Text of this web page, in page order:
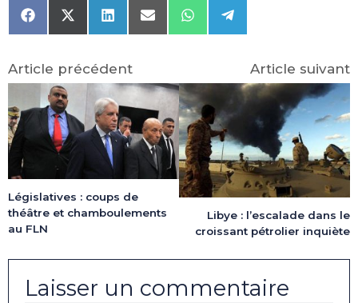
Share
on
Share
on
(Twitter)
Share
on
Share
on
Share
on
Share
on
Article précédent
Législatives : coups de
théâtre et chamboulements
au FLN
Article suivant
Libye : l’escalade dans le
croissant pétrolier inquiète
Laisser un commentaire